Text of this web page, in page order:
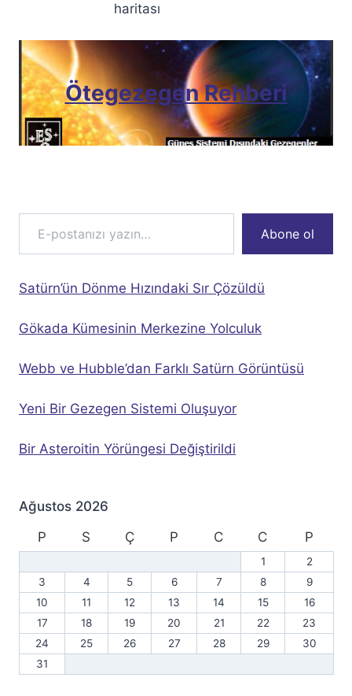
haritası
Ötegezegen Rehberi
E-postanızı yazın…
Abone ol
Satürn’ün Dönme Hızındaki Sır Çözüldü
Gökada Kümesinin Merkezine Yolculuk
Webb ve Hubble’dan Farklı Satürn Görüntüsü
Yeni Bir Gezegen Sistemi Oluşuyor
Bir Asteroitin Yörüngesi Değiştirildi
Ağustos 2026
P
S Ç P C C P
1
2
3
4 5 6 7 8
9
10
11 12 13 14 15
16
17
18 19 20 21 22
23
24
25 26 27 28 29
30
31